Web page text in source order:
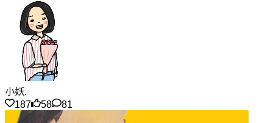
小妖.
187
58 81